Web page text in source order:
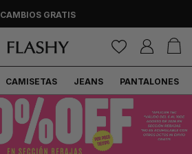
CAMBIOS GRATIS
CAMISETAS JEANS PANTALONES